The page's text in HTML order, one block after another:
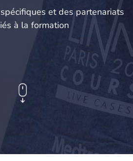
et des partenariats
à la formation